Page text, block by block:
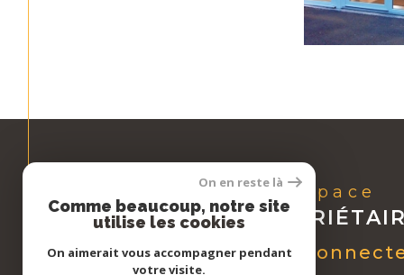
Espace
Se
On en reste là
Comme beaucoup, notre site
utilise les cookies
On aimerait vous accompagner pendant
votre visite.